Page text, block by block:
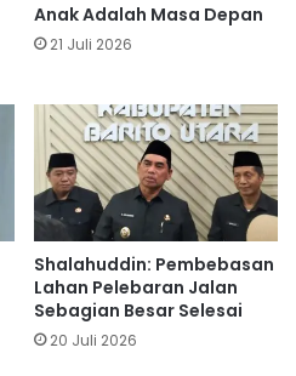
Anak Adalah Masa Depan
21 Juli 2026
Shalahuddin: Pembebasan
Lahan Pelebaran Jalan
Sebagian Besar Selesai
20 Juli 2026